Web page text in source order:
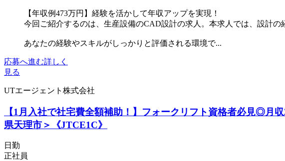
【年収例473万円】経験を活かして年収アップを実現！
今回ご紹介するのは、生産設備のCAD設計の求人。本求人では、設計
あなたの経験やスキルがしっかりと評価される環境で...
応募へ進む詳しく
見る
UTエージェント株式会社
【1月入社で社宅費全額補助！】フォークリフト資格者必見◎月
県天理市＞《JTCE1C》
日勤
正社員